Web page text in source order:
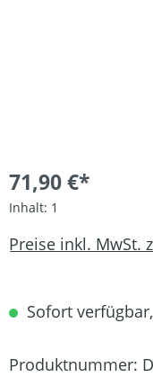
71,90 €*
Inhalt: 1
Preise inkl. MwSt.
Sofort
Produktnummer: